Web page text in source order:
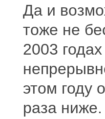
Да и
тоже не
2003
этом году
раза